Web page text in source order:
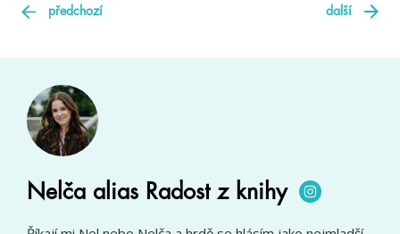
předchozí další
Nelča alias Radost z knihy